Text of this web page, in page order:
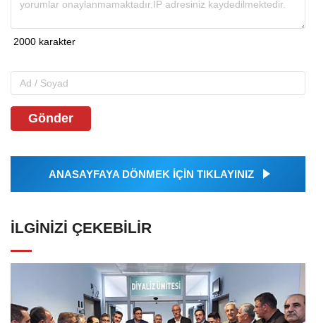
Gönder
ANASAYFAYA DÖNMEK İÇİN TIKLAYINIZ
İLGINIZI ÇEKEBILIR